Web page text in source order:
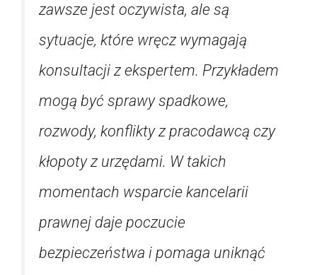
zawsze jest oczywista, ale są
sytuacje, które wręcz wymagają
konsultacji z ekspertem. Przykładem
mogą być sprawy spadkowe,
rozwody, konflikty z pracodawcą czy
kłopoty z urzędami. W takich
momentach wsparcie kancelarii
prawnej daje poczucie
bezpieczeństwa i pomaga uniknąć